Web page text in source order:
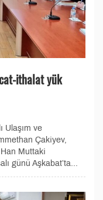
ithalat yük
Ulaşım ve
Çakiyev,
Muttaki
günü Aşkabat’ta...